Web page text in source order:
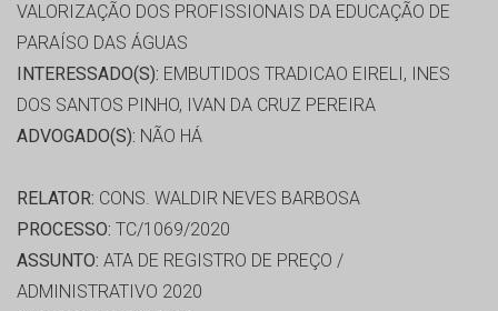
VALORIZAÇÃO DOS PROFISSIONAIS DA EDUCAÇÃO DE
PARAÍSO DAS ÁGUAS
INTERESSADO(S): EMBUTIDOS TRADICAO EIRELI, INES
DOS SANTOS PINHO, IVAN DA CRUZ PEREIRA
ADVOGADO(S): NÃO HÁ
RELATOR: CONS. WALDIR NEVES BARBOSA
PROCESSO: TC/1069/2020
ASSUNTO: ATA DE REGISTRO DE PREÇO /
ADMINISTRATIVO 2020